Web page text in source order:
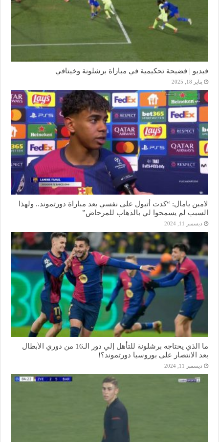
فيديو | فضيحة تحكيمية في مباراة برشلونة وخيتافي
يناير 18, 2025
لامين يامال: “كدت أتبول على نفسي بعد مباراة دورتموند.. ولهذا
السبب لم يسمحوا لي بالذهاب للمرحاض”
ديسمبر 11, 2024
ما الذي يحتاجه برشلونة للتأهل إلي دور الـ16 من دوري الأبطال
بعد الانتصار على بوروسيا دورتموند؟!
ديسمبر 11, 2024